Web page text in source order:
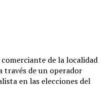
de la localidad
través de un operador
en las elecciones del